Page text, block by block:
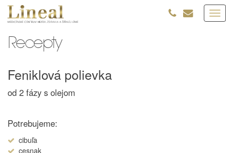
Recepty
Feniklová polievka
od 2 fázy s olejom
Potrebujeme:
cibuľa
cesnak